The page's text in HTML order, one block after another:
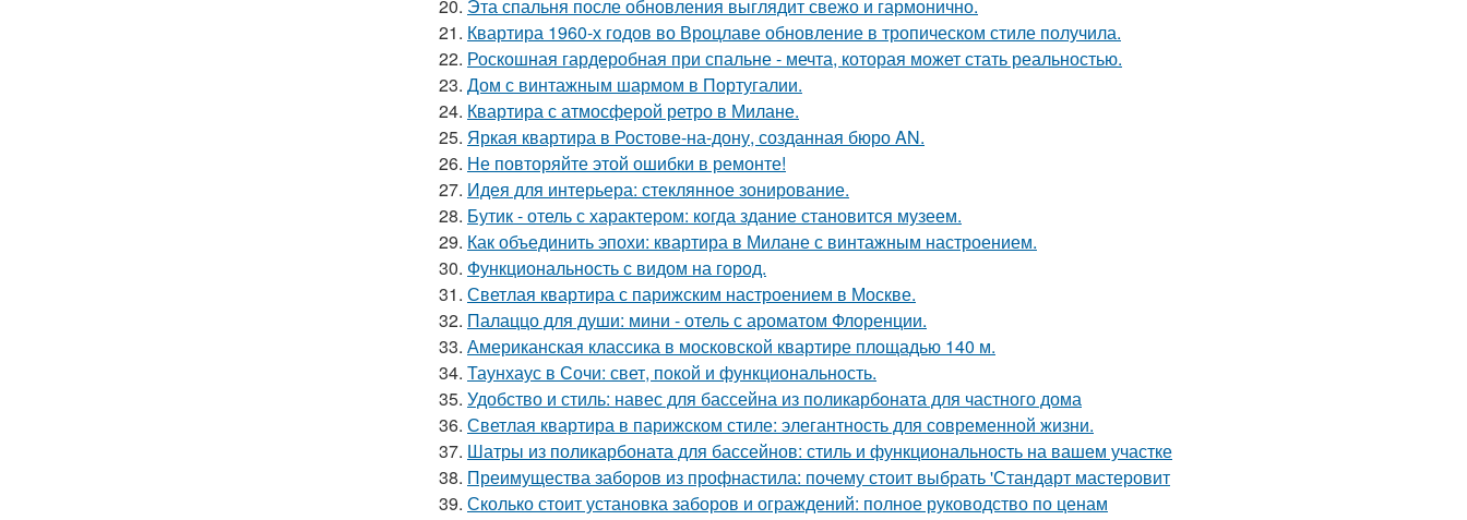
20. Эта спальня после обновления выглядит свежо и гармонично.
21. Квартира 1960-х годов во Вроцлаве обновление в тропическом стиле получила.
22. Роскошная гардеробная при спальне - мечта, которая может стать реальностью.
23. Дом с винтажным шармом в Португалии.
24. Квартира с атмосферой ретро в Милане.
25. Яркая квартира в Ростове-на-дону, созданная бюро AN.
26. Не повторяйте этой ошибки в ремонте!
27. Идея для интерьера: стеклянное зонирование.
28. Бутик - отель с характером: когда здание становится музеем.
29. Как объединить эпохи: квартира в Милане с винтажным настроением.
30. Функциональность с видом на город.
31. Светлая квартира с парижским настроением в Москве.
32. Палаццо для души: мини - отель с ароматом Флоренции.
33. Американская классика в московской квартире площадью 140 м.
34. Таунхаус в Сочи: свет, покой и функциональность.
35. Удобство и стиль: навес для бассейна из поликарбоната для частного дома
36. Светлая квартира в парижском стиле: элегантность для современной жизни.
37. Шатры из поликарбоната для бассейнов: стиль и функциональность на вашем участке
38. Преимущества заборов из профнастила: почему стоит выбрать 'Стандарт мастеровит
39. Сколько стоит установка заборов и ограждений: полное руководство по ценам